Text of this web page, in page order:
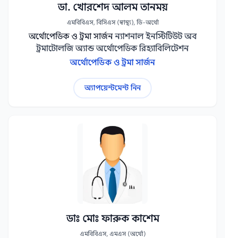
ডা. খোরশেদ আলম তানময়
এমবিবিএস, বিসিএস (স্বাস্থ্য), ডি-অর্থো
অর্থোপেডিক ও ট্রমা সার্জন ন্যাশনাল ইনস্টিটিউট অব
ট্রমাটোলজি অ্যান্ড অর্থোপেডিক রিহ্যাবিলিটেশন
অর্থোপেডিক ও ট্রমা সার্জন
অ্যাপয়েন্টমেন্ট নিন
ডাঃ মোঃ ফারুক কাশেম
এমবিবিএস, এমএস (অর্থো)